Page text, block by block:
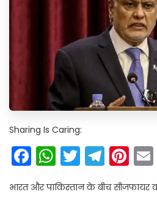
Sharing Is Caring:
Facebook
WhatsApp
Twitter
भारत और पाकिस्तान के बीच